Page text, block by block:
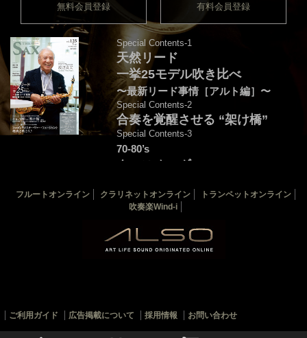
無料会員登録 有料会員登録
Special Contents-1
天然リード
一挙25モデル吹き比べ
〜最新リード事情［アルト編］〜
Special Contents-2
合奏を覚醒させる “架け橋”
Special Contents-3
70-80’s
クロスオーヴァー・
音源連動：演奏＆解説by後藤天太
カバー：渡辺貞夫
THE SAX バックナンバー
フルートオンライン クラリネットオンライン
トランペットオンライン
吹奏楽Wind-i
ご利用ガイド 広告掲載について 採用情報 お問い合わせ